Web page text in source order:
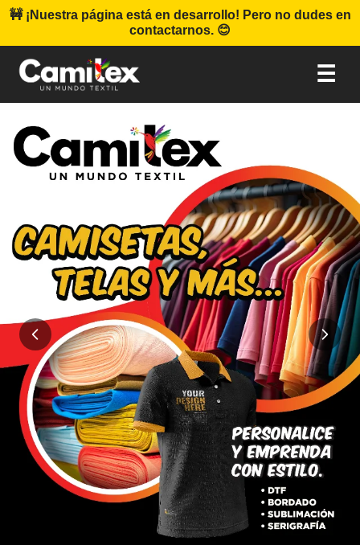
🚧 ¡Nuestra página está en desarrollo! Pero no dudes en
contactarnos. 😊
☰